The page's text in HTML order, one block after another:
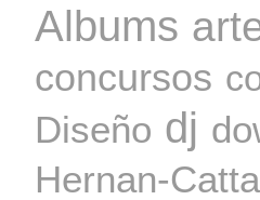
Albums
concursos
Diseño dj
Hernan-